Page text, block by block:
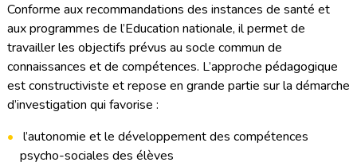
Conforme aux recommandations des instances de santé et
aux programmes de l’Education nationale, il permet de
travailler les objectifs prévus au socle commun de
connaissances et de compétences. L’approche pédagogique
est constructiviste et repose en grande partie sur la démarche
d’investigation qui favorise :
l’autonomie et le développement des compétences
psycho-sociales des élèves